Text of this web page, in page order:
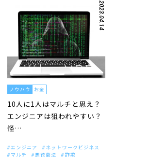
2023.04.14
ノウハウ お金
10人に1人はマルチと思え？
エンジニアは狙われやすい？
怪…
エンジニア
ネットワークビジネス
マルチ
悪徳商法 詐欺